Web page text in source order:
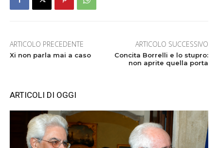
ARTICOLO PRECEDENTE
Xi non parla mai a caso
ARTICOLO SUCCESSIVO
Concita Borrelli e lo stupro:
non aprite quella porta
ARTICOLI DI OGGI